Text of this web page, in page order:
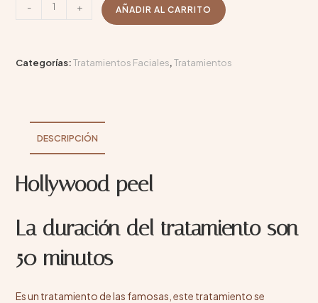
- + AÑADIR AL CARRITO
Categorías:Tratamientos Faciales,Tratamientos
DESCRIPCIÓN
Hollywood peel
La duración del tratamiento son
50 minutos
Es un tratamiento de las famosas, este tratamiento se